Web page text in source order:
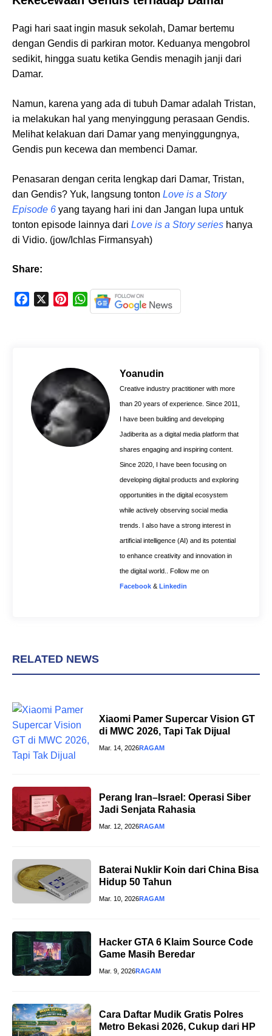
Pagi hari saat ingin masuk sekolah, Damar bertemu
dengan Gendis di parkiran motor. Keduanya mengobrol
sedikit, hingga suatu ketika Gendis menagih janji dari
Damar.
Namun, karena yang ada di tubuh Damar adalah Tristan,
ia melakukan hal yang menyinggung perasaan Gendis.
Melihat kelakuan dari Damar yang menyinggungnya,
Gendis pun kecewa dan membenci Damar.
Penasaran dengan cerita lengkap dari Damar, Tristan,
dan Gendis? Yuk, langsung tonton Love is a Story
Episode 6 yang tayang hari ini dan Jangan lupa untuk
tonton episode lainnya dari Love is a Story series hanya
di Vidio. (jow/Ichlas Firmansyah)
Share:
k
r
e
s
t
W
h
A
p
p
Yoanudin
Creative industry practitioner with more
than 20 years of experience. Since 2011,
I have been building and developing
Jadiberita as a digital media platform that
shares engaging and inspiring content.
Since 2020, I have been focusing on
developing digital products and exploring
opportunities in the digital ecosystem
while actively observing social media
trends. I also have a strong interest in
artificial intelligence (AI) and its potential
to enhance creativity and innovation in
the digital world.. Follow me on
Facebook & Linkedin
RELATED NEWS
Xiaomi Pamer Supercar Vision GT
di MWC 2026, Tapi Tak Dijual
Mar. 14, 2026RAGAM
Perang Iran–Israel: Operasi Siber
Jadi Senjata Rahasia
Mar. 12, 2026RAGAM
Baterai Nuklir Koin dari China Bisa
Hidup 50 Tahun
Mar. 10, 2026RAGAM
Hacker GTA 6 Klaim Source Code
Game Masih Beredar
Mar. 9, 2026RAGAM
Cara Daftar Mudik Gratis Polres
Metro Bekasi 2026, Cukup dari HP